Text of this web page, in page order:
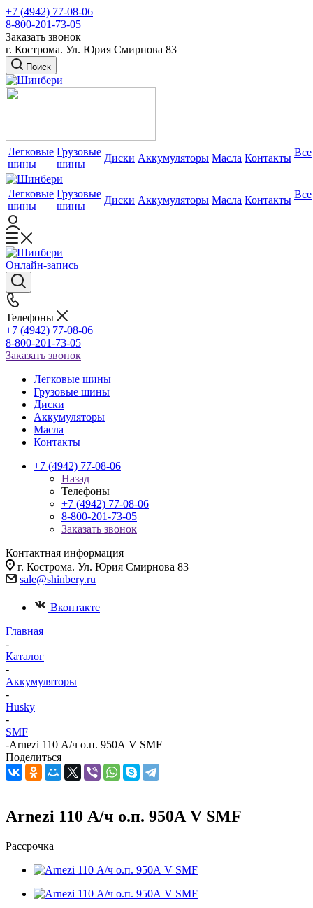
+7 (4942) 77-08-06
8-800-201-73-05
Заказать звонок
г. Кострома. Ул. Юрия Смирнова 83
Поиск
Легковые
шины
Грузовые
шины
Диски Аккумуляторы Масла Контакты Все
Легковые
шины
Грузовые
шины
Диски Аккумуляторы Масла Контакты Все
Онлайн-запись
Телефоны
+7 (4942) 77-08-06
8-800-201-73-05
Заказать звонок
Легковые шины
Грузовые шины
Диски
Аккумуляторы
Масла
Контакты
+7 (4942) 77-08-06
Назад
Телефоны
+7 (4942) 77-08-06
8-800-201-73-05
Заказать звонок
Контактная информация
г. Кострома. Ул. Юрия Смирнова 83
sale@shinbery.ru
Вконтакте
Главная
-
Каталог
-
Аккумуляторы
-
Husky
-
SMF
-Arnezi 110 А/ч о.п. 950А V SMF
Поделиться
Arnezi 110 А/ч о.п. 950А V SMF
Рассрочка